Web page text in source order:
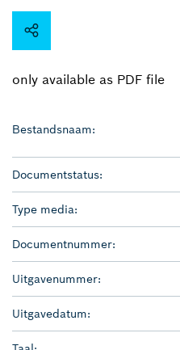
only available as PDF file
Bestandsnaam:
Documentstatus:
Type media:
Documentnummer:
Uitgavenummer:
Uitgavedatum: